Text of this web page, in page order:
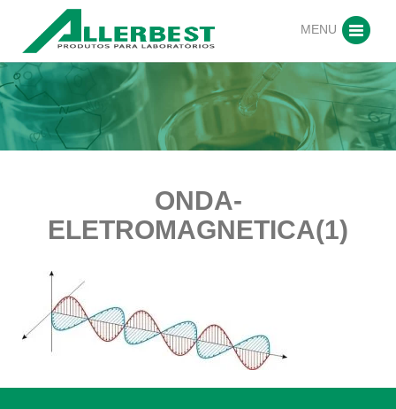
MENU
ONDA-
ELETROMAGNETICA(1)